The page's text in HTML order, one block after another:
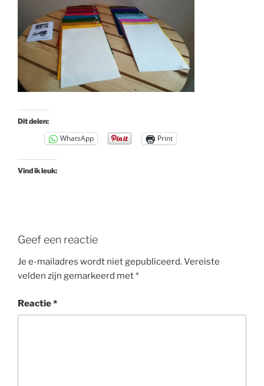
Dit delen:
WhatsApp Print
Vind ik leuk:
Geef een reactie
Je e-mailadres wordt niet gepubliceerd.Vereiste
velden zijn gemarkeerd met*
Reactie*